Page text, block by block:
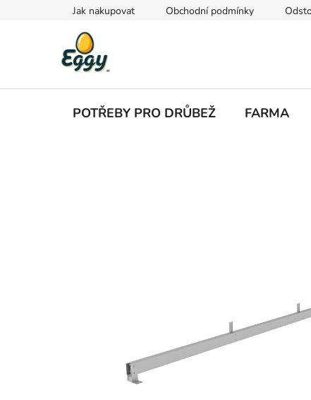
Jak nakupovat Obchodní podmínky
POTŘEBY PRO DRŮBEŽ FARMA